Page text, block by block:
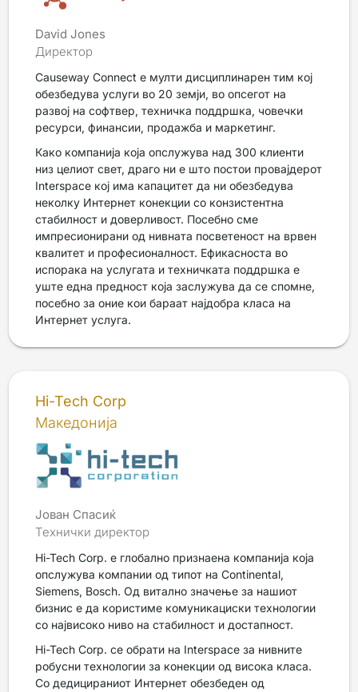
David Jones
Директор
Causeway Connect е мулти дисциплинарен тим кој
обезбедува услуги во 20 земји, во опсегот на
развој на софтвер, техничка поддршка, човечки
ресурси, финансии, продажба и маркетинг.
Како компанија која опслужува над 300 клиенти
низ целиот свет, драго ни е што постои провајдерот
Interspace кој има капацитет да ни обезбедува
неколку Интернет конекции со конзистентна
стабилност и доверливост. Посебно сме
импресионирани од нивната посветеност на врвен
квалитет и професионалност. Ефикасноста во
испорака на услугата и техничката поддршка е
уште една предност која заслужува да се спомне,
посебно за оние кои бараат најдобра класа на
Интернет услуга.
Hi-Tech Corp
Македонија
Јован Спасиќ
Технички директор
Hi-Tech Corp. е глобално признаена компанија која
опслужува компании од типот на Continental,
Siemens, Bosch. Од витално значење за нашиот
бизнис е да користиме комуникациски технологии
со највисоко ниво на стабилност и достапност.
Hi-Tech Corp. се обрати на Interspace за нивните
робусни технологии за конекции од висока класа.
Со дедицираниот Интернет обезбеден од